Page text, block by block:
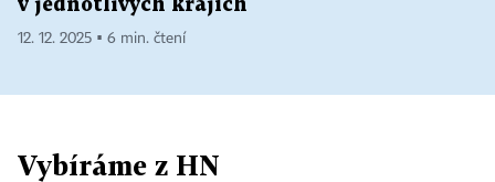
v jednotlivých krajích
12. 12. 2025 ▪ 6 min. čtení
Vybíráme z HN